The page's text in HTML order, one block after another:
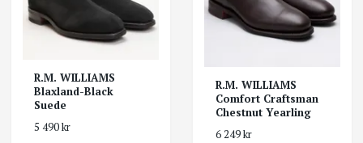
R.M. WILLIAMS
Blaxland-Black
Suede
5 490 kr
R.M. WILLIAMS
Comfort Craftsman
Chestnut Yearling
6 249 kr